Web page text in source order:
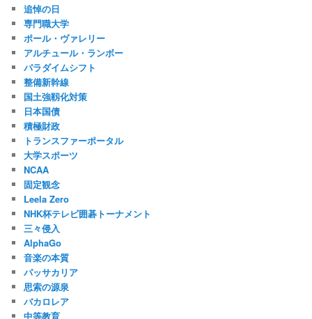
追悼の日
専門職大学
ポール・ヴァレリー
アルチュール・ランボー
パラダイムシフト
整備新幹線
国土強靱化対策
日本国債
積極財政
トランスファーポータル
大学スポーツ
NCAA
固定観念
Leela Zero
NHK杯テレビ囲碁トーナメント
三々侵入
AlphaGo
音楽の本質
パッサカリア
思索の源泉
バカロレア
中等教育